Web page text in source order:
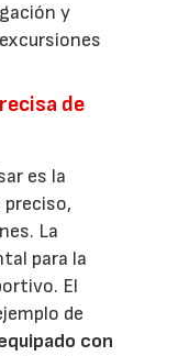
y
de
es la
preciso,
La
para la
El
de
con